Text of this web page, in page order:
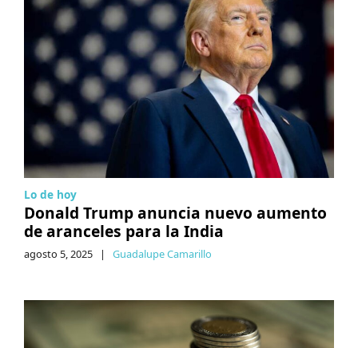
Lo de hoy
Donald Trump anuncia nuevo aumento
de aranceles para la India
agosto 5, 2025 | Guadalupe Camarillo